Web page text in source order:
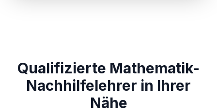
Qualifizierte Mathematik-
Nachhilfelehrer in Ihrer
Nähe